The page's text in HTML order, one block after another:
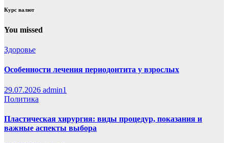
Курс валют
You missed
Здоровье
Особенности лечения периодонтита у взрослых
29.07.2026 admin1
Политика
Пластическая хирургия: виды процедур, показания и
важные аспекты выбора